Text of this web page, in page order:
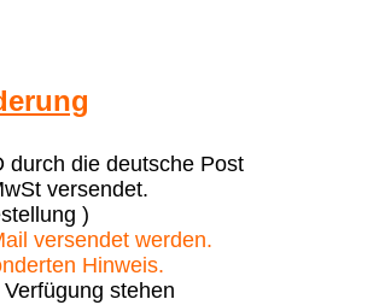
durch die deutsche Post
versendet.
)
versendet werden.
Hinweis.
stehen